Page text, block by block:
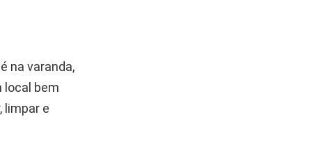
na varanda,
local bem
limpar e